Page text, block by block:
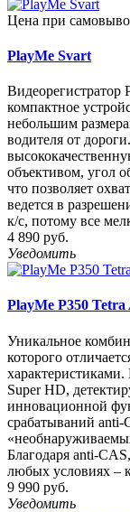
Цена при
PlayMe Svart
Видеорегистратор
компактное
небольшим
водителя от
объективом, угол
что позволяет
ведется в
к/с, потому все
4 890 руб.
Уведомить
PlayMe P350 Tetra
Уникальное
которого
Super HD,
инновационной
срабатываний anti-
Благодаря anti-
любых условиях –
9 990 руб.
Уведомить